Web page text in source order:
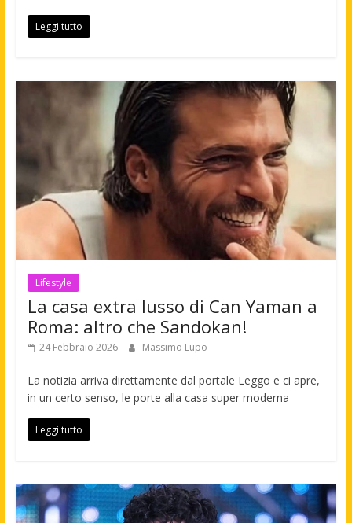
Leggi tutto
Lifestyle
La casa extra lusso di Can Yaman a
Roma: altro che Sandokan!
24 Febbraio 2026 Massimo Lupo
La notizia arriva direttamente dal portale Leggo e ci apre,
in un certo senso, le porte alla casa super moderna
Leggi tutto